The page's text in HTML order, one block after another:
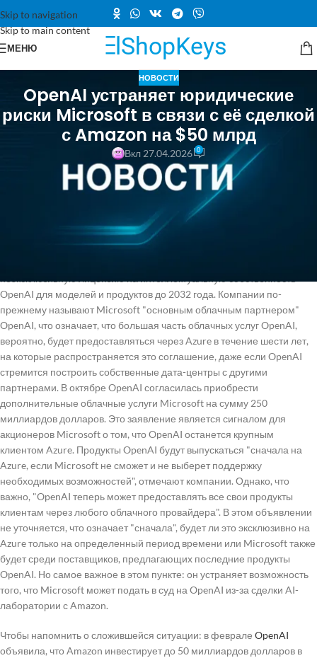
Skip to navigation
Skip to main content
МЕНЮ
НОВОСТИ
OpenAI устраняет юридические
риски Microsoft в связи с её сделкой
с Amazon на $50 млрд
Вкл 27.04.2026 0
Новые условия договора решают проблему, которая стояла перед
OpenAI с момента подписания соглашения с Amazon на сумму до 50
миллиардов долларов. Вместо того чтобы Microsoft имела
эксклюзивный доступ ко всем продуктам и интеллектуальной
собственности OpenAI до момента создания искусственного общего
интеллекта (AGI), теперь партнерство имеет четко определенные
OpenAI для моделей и продуктов до 2032 года. Компании по-
прежнему называют Microsoft "основным облачным партнером"
OpenAI, что означает, что большая часть облачных услуг OpenAI,
вероятно, будет предоставляться через Azure в течение шести лет,
на которые распространяется это соглашение, даже если OpenAI
стремится построить собственные дата-центры с другими
партнерами. В октябре OpenAI согласилась приобрести
дополнительные облачные услуги Microsoft на сумму 250
миллиардов долларов. Это заявление является сигналом для
акционеров Microsoft о том, что OpenAI останется крупным
клиентом Azure. Продукты OpenAI будут выпускаться "сначала на
Azure, если Microsoft не сможет и не выберет поддержку
необходимых возможностей", отмечают компании. Однако, что
важно, "OpenAI теперь может предоставлять все свои продукты
клиентам через любого облачного провайдера". В этом объявлении
не уточняется, что означает "сначала", будет ли это эксклюзивно на
Azure только на определенный период времени или Microsoft также
будет среди поставщиков, предлагающих последние продукты
OpenAI. Но самое важное в этом пункте: он устраняет возможность
того, что Microsoft может подать в суд на OpenAI из-за сделки AI-
лаборатории с Amazon.
Чтобы напомнить о сложившейся ситуации: в феврале OpenAI
объявила, что Amazon инвестирует до 50 миллиардов долларов в